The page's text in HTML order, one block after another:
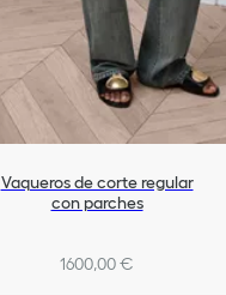
Vaqueros de corte regular
con parches
1600,00 €